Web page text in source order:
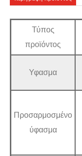
Τύπος
προϊόντος
Υφασμα
Προσαρμοσμένο
ύφασμα